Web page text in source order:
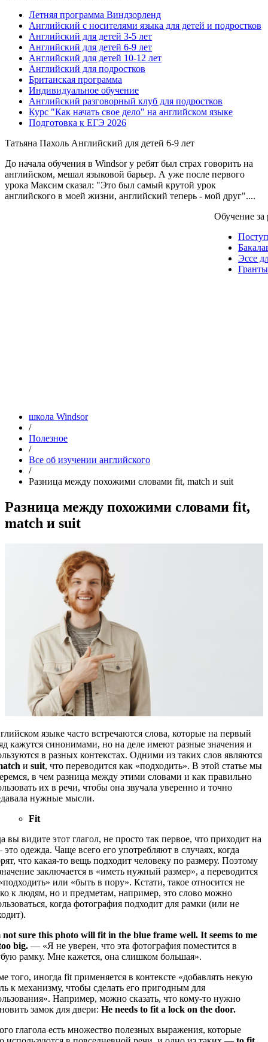
Летняя программа Виндзорленд
Английский с носителями языка для детей и подростков
Английский для детей 3-5 лет
Английский для детей 6-9 лет
Английский для детей 10-12 лет
Английский для подростков
Британская программа
Индивидуальное обучение
Английский разговорный клуб для подростков
Курс "Как начать свое дело" на английском языке
Подготовка к ЕГЭ 2026
Татьяна Пахоль Английский для детей 6-9 лет
До начала обучения в Windsor у ребят был страх говорить на
английском, мешал языковой барьер. А уже после первого
урока Максим сказал: "Это был самый крутой урок
английского в моей жизни, английский теперь - мой друг"....
Обучение
Эссе
школа Windsor
/
Полезное
/
Все об изучении английского
/
Разница между похожими словами fit, match и suit
Разница между похожими словами fit,
match и suit
языке часто встречаются слова, которые на первый
кажутся синонимами, но на деле имеют разные значения и
в разных контекстах. Одними из таких слов являются
иsuit, что переводится как «подходить». В этой статье мы
в чем разница между этими словами и как правильно
их в речи, чтобы она звучала уверенно и точно
нужные мысли.
Fit
вы видите этот глагол, не просто так первое, что приходит на
это одежда. Чаще всего его употребляют в случаях, когда
что какая-то вещь подходит человеку по размеру. Поэтому
заключается в «иметь нужный размер», а переводится
или «быть в пору». Кстати, такое относится не
к людям, но и предметам, например, это слово можно
когда фотография подходит для рамки (или не
not sure this photo will fit in the blue frame well.It seems to me
big. ― «Я не уверен, что эта фотография поместится в
рамку. Мне кажется, она слишком большая».
того, иногда fit применяется в контексте «добавлять некую
к механизму, чтобы сделать его пригодным для
Например, можно сказать, что кому-то нужно
замок для двери:He needs to fit a lock on the door.
глагола есть множество полезных выражения, которые